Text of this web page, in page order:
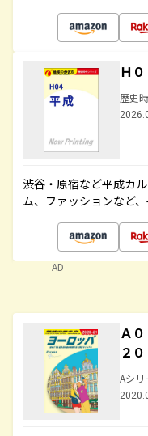
Ｈ
歴史
渋谷・原宿など平成カ
ム、ファッションなど
AD
Ａ
２
Aシリ